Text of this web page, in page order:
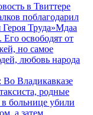
в Твиттере
поблагодарил
Труда»Мдаа
освободят от
но самое
любовь народа
Владикавказе
родные
больнице убили
а затем